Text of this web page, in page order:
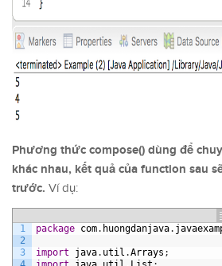
Phương thức compose() dùng để
khác nhau, kết quả của function sau
trước. Ví dụ:
1
2
3
package com. huongdanjava.
import java. util .Arrays ;